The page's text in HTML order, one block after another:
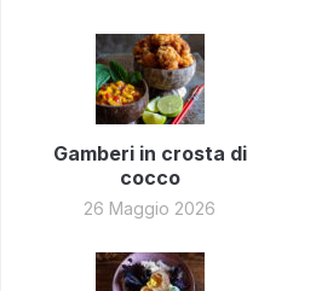
Gamberi in crosta di
cocco
26 Maggio 2026